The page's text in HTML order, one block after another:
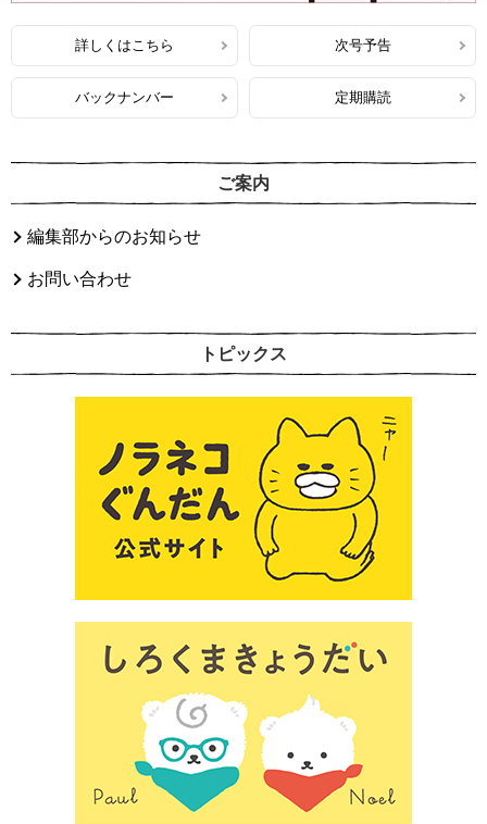
詳しくはこちら 次号予告
バックナンバー 定期購読
ご案内
編集部からのお知らせ
お問い合わせ
トピックス